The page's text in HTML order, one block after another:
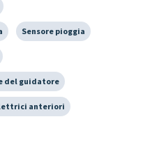
Sensore pioggia
del guidatore
anteriori